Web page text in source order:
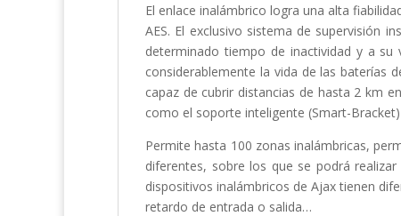
El enlace inalámbrico logra una alta
AES. El exclusivo sistema de supervisión
determinado tiempo de inactividad y a
considerablemente la vida de las baterías
capaz de cubrir distancias de hasta 2 km
como el soporte inteligente (Smart-
Permite hasta 100 zonas inalámbricas,
diferentes, sobre los que se podrá
dispositivos inalámbricos de Ajax tienen
retardo de entrada o salida…